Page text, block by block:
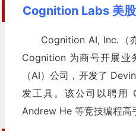
Cognition Labs 美
Cognition AI, Inc.（
Cognition 为商号开展业
（AI）公司，开发了
发工具。该公司以聘用
Andrew He 等竞技编程高